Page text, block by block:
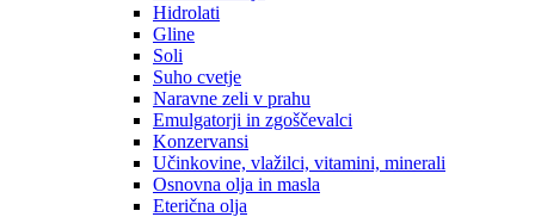
Hidrolati
Gline
Soli
Suho cvetje
Naravne zeli v prahu
Emulgatorji in zgoščevalci
Konzervansi
Učinkovine, vlažilci, vitamini, minerali
Osnovna olja in masla
Eterična olja